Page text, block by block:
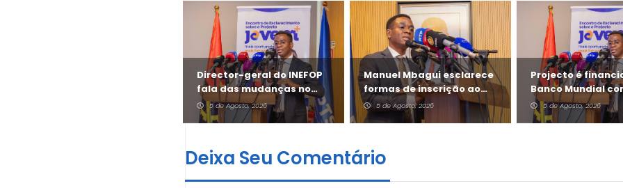
Director-geral do INEFOP
fala das mudanças no
Jovem +
5 de Agosto, 2026
Manuel Mbagui esclarece
formas de inscrição ao
Jovem +
5 de Agosto, 2026
Projecto é
Banco Mundial
milhões de dólares
5 de Agosto, 2026
Deixa Seu Comentário